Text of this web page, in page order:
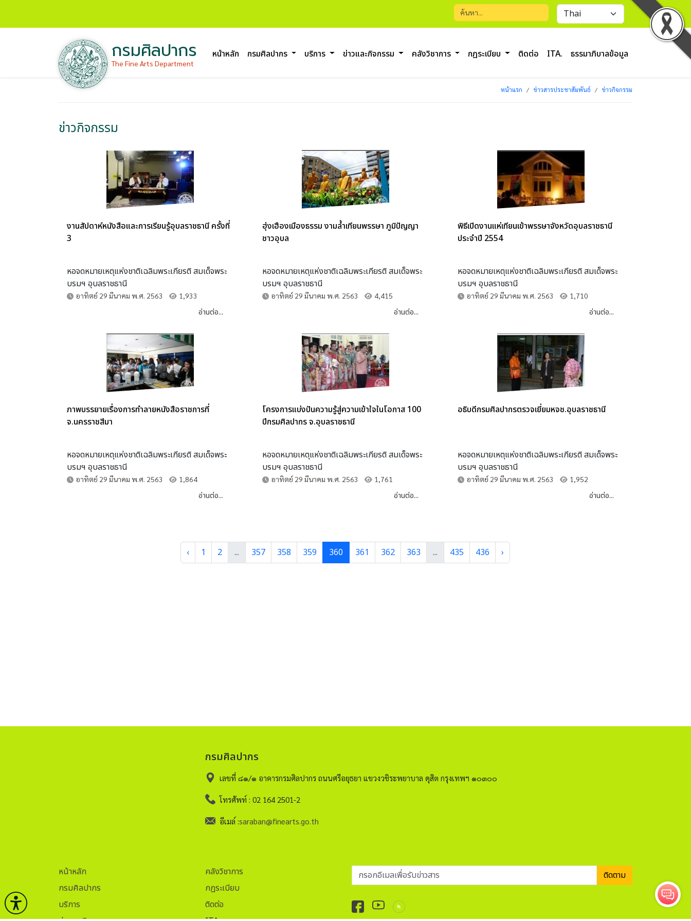
กรมศิลปากร
The Fine Arts Department
หน้าหลัก กรมศิลปากร บริการ ข่าวและกิจกรรม คลังวิชาการ กฏระเบียบ ติดต่อ ITA. ธรรมาภิบาลข้อมูล
หน้าแรก ข่าวสารประชาสัมพันธ์ ข่าวกิจกรรม
ข่าวกิจกรรม
งานสัปดาห์หนังสือและการเรียนรู้อุบลราชธานี ครั้งที่
3
หอจดหมายเหตุแห่งชาติเฉลิมพระเกียรติ สมเด็จพระ
บรมฯ อุบลราชธานี
อาทิตย์ 29 มีนาคม พ.ศ. 2563 1,933
อ่านต่อ...
ฮุ่งเฮืองเมืองธรรม งามล้ำเทียนพรรษา ภูมิปัญญา
ชาวอุบล
หอจดหมายเหตุแห่งชาติเฉลิมพระเกียรติ สมเด็จพระ
บรมฯ อุบลราชธานี
อาทิตย์ 29 มีนาคม พ.ศ. 2563 4,415
อ่านต่อ...
พิธีเปิดงานแห่เทียนเข้าพรรษาจังหวัดอุบลราชธานี
ประจำปี 2554
หอจดหมายเหตุแห่งชาติเฉลิมพระเกียรติ สมเด็จพระ
บรมฯ อุบลราชธานี
อาทิตย์ 29 มีนาคม พ.ศ. 2563 1,710
อ่านต่อ...
ภาพบรรยายเรื่องการทำลายหนังสือราชการที่
จ.นครราชสีมา
หอจดหมายเหตุแห่งชาติเฉลิมพระเกียรติ สมเด็จพระ
บรมฯ อุบลราชธานี
อาทิตย์ 29 มีนาคม พ.ศ. 2563 1,864
อ่านต่อ...
โครงการแบ่งปันความรู้สู่ความเข้าใจในโอกาส 100
ปีกรมศิลปากร จ.อุบลราชธานี
หอจดหมายเหตุแห่งชาติเฉลิมพระเกียรติ สมเด็จพระ
บรมฯ อุบลราชธานี
อาทิตย์ 29 มีนาคม พ.ศ. 2563 1,761
อ่านต่อ...
อธิบดีกรมศิลปากรตรวจเยี่ยมหจช.อุบลราชธานี
หอจดหมายเหตุแห่งชาติเฉลิมพระเกียรติ สมเด็จพระ
บรมฯ อุบลราชธานี
อาทิตย์ 29 มีนาคม พ.ศ. 2563 1,952
อ่านต่อ...
‹ 1 2 ... 357 358 359 360 361 362 363 ... 435 436 ›
กรมศิลปากร
เลขที่ ๘๑/๑ อาคารกรมศิลปากร ถนนศรีอยุธยา แขวงวชิระพยาบาล ดุสิต กรุงเทพฯ ๑๐๓๐๐
โทรศัพท์ : 02 164 2501-2
อีเมล์ :saraban@finearts.go.th
หน้าหลัก
กรมศิลปากร
บริการ
คลังวิชาการ
กฏระเบียบ
ติดต่อ
กรอกอีเมลเพื่อรับข่าวสาร ติดตาม